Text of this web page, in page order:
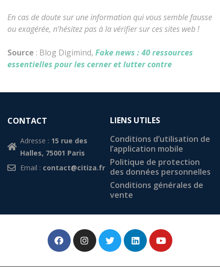
En cas de doute sur une information qui vous semble fausse
ou exagérée, n’hésitez pas à la vérifier sur ces sites web !
Source : Blog Digimind, Fake news : 40 ressources
essentielles pour les cerner et lutter contre
CONTACT
Adresse : 15 rue des
Halles, 75001 Paris
Email : contact@citiza.fr
LIENS UTILES
Conditions d’utilisation de
l’application mobile
Politique de protection
des données personnelles
Conditions générales de
vente